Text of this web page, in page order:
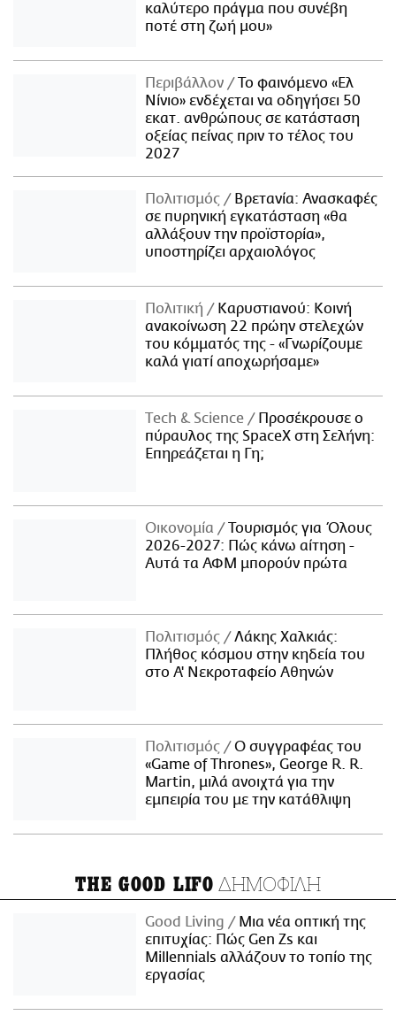
καλύτερο πράγμα που συνέβη
ποτέ στη ζωή μου»
Περιβάλλον
Το φαινόμενο «Ελ
Νίνιο» ενδέχεται να οδηγήσει 50
εκατ. ανθρώπους σε κατάσταση
οξείας πείνας πριν το τέλος του
2027
Πολιτισμός
Βρετανία: Ανασκαφές
σε πυρηνική εγκατάσταση «θα
αλλάξουν την προϊστορία»,
υποστηρίζει αρχαιολόγος
Πολιτική
Καρυστιανού: Κοινή
ανακοίνωση 22 πρώην στελεχών
του κόμματός της - «Γνωρίζουμε
καλά γιατί αποχωρήσαμε»
Τech & Science
Προσέκρουσε ο
πύραυλος της SpaceX στη Σελήνη:
Επηρεάζεται η Γη;
Οικονομία
Τουρισμός για Όλους
2026-2027: Πώς κάνω αίτηση -
Αυτά τα ΑΦΜ μπορούν πρώτα
Πολιτισμός
Λάκης Χαλκιάς:
Πλήθος κόσμου στην κηδεία του
στο Α' Νεκροταφείο Αθηνών
Πολιτισμός
Ο συγγραφέας του
«Game of Thrones», George R. R.
Martin, μιλά ανοιχτά για την
εμπειρία του με την κατάθλιψη
THE GOOD LIFO ΔΗΜΟΦΙΛΗ
Good Living
Μια νέα οπτική της
επιτυχίας: Πώς Gen Zs και
Millennials αλλάζουν το τοπίο της
εργασίας